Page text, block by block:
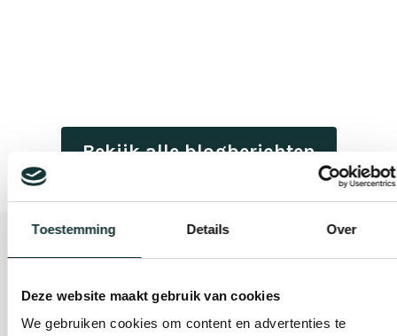
Toestemming Details Over
Deze website maakt gebruik van cookies
We gebruiken cookies om content en advertenties te
Bekijk alle blogberichten
Plan je bezoek